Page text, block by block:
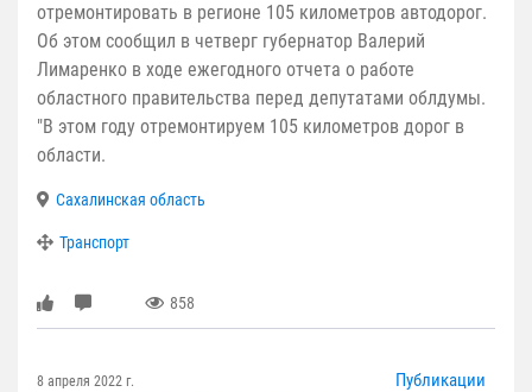
отремонтировать в регионе 105 километров автодорог.
Об этом сообщил в четверг губернатор Валерий
Лимаренко в ходе ежегодного отчета о работе
областного правительства перед депутатами облдумы.
"В этом году отремонтируем 105 километров дорог в
области.
Сахалинская область
Транспорт
858
8 апреля 2022 г. Публикации